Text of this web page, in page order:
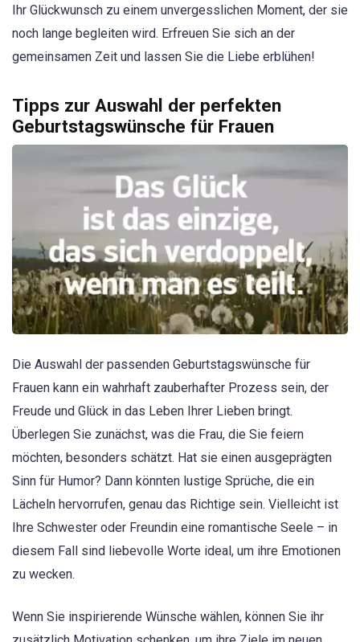
Ihr Glückwunsch zu einem unvergesslichen Moment, der sie
noch lange begleiten wird. Erfreuen Sie sich an der
gemeinsamen Zeit und lassen Sie die Liebe erblühen!
Tipps zur Auswahl der perfekten
Geburtstagswünsche für Frauen
Die Auswahl der passenden Geburtstagswünsche für
Frauen kann ein wahrhaft zauberhafter Prozess sein, der
Freude und Glück in das Leben Ihrer Lieben bringt.
Überlegen Sie zunächst, was die Frau, die Sie feiern
möchten, besonders schätzt. Hat sie einen ausgeprägten
Sinn für Humor? Dann könnten lustige Sprüche, die ein
Lächeln hervorrufen, genau das Richtige sein. Vielleicht ist
Ihre Schwester oder Freundin eine romantische Seele – in
diesem Fall sind liebevolle Worte ideal, um ihre Emotionen
zu wecken.
Wenn Sie inspirierende Wünsche wählen, können Sie ihr